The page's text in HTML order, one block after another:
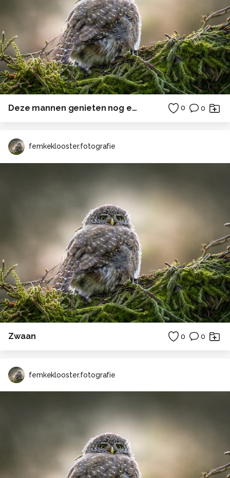
Deze mannen genieten nog even van hun rust . . . 0 0
femkeklooster.fotografie
Zwaan 0 0
femkeklooster.fotografie